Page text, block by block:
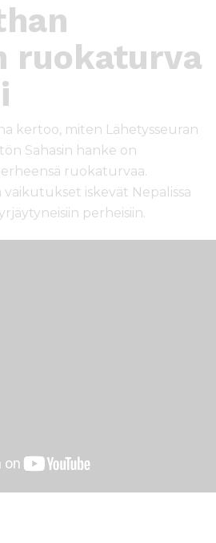
ruokaturva
kertoo, miten Lähetysseuran
Sahasin hanke on
ruokaturvaa.
iskevät Nepalissa
perheisiin.